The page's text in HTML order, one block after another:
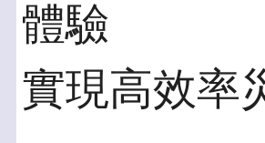
體驗
實現高效率